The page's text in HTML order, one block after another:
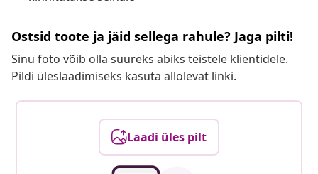
Ostsid toote ja jäid sellega rahule? Jaga pilti!
Sinu foto võib olla suureks abiks teistele klientidele.
Pildi üleslaadimiseks kasuta allolevat linki.
Laadi üles pilt